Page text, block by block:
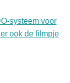
systeem voor
ook de filmpje